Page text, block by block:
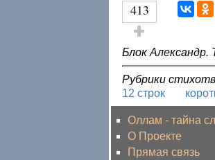
413
Голос за!
Блок Александр.
Рубрики
12 строк
Оллам - тайна
О Проекте
Прямая связь